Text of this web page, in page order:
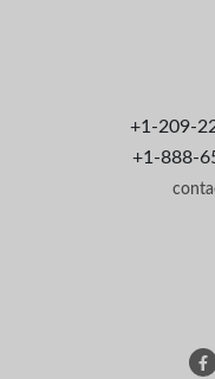
+1-209-
+1-888-